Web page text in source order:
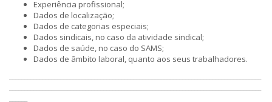
Experiência profissional;
Dados de localização;
Dados de categorias especiais;
Dados sindicais, no caso da atividade sindical;
Dados de saúde, no caso do SAMS;
Dados de âmbito laboral, quanto aos seus trabalhadores.